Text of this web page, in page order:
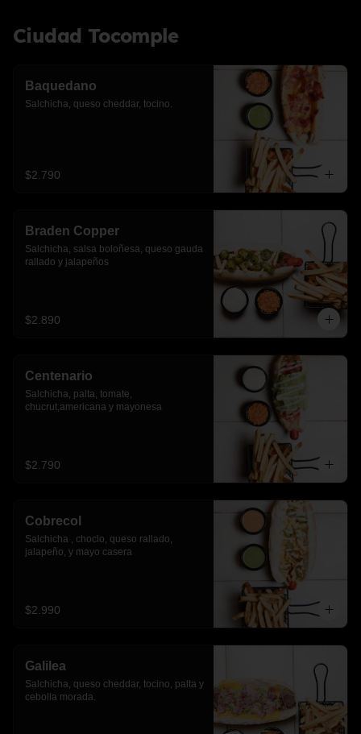
Ciudad Tocomple
Baquedano
Salchicha, queso cheddar, tocino.
$2.790
Braden Copper
Salchicha, salsa boloñesa, queso gauda
rallado y jalapeños
$2.890
Centenario
Salchicha, palta, tomate,
chucrut,americana y mayonesa
$2.790
Cobrecol
Salchicha , choclo, queso rallado,
jalapeño, y mayo casera
$2.990
Galilea
Salchicha, queso cheddar, tocino, palta y
cebolla morada.